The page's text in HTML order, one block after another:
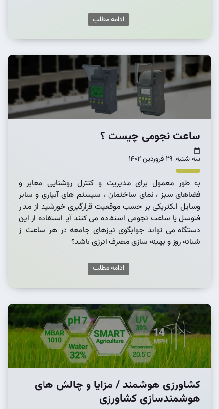
ادامه مطلب
ساعت نجومی چیست ؟
سه شنبه, 29 فروردین 1402
به طور معمول برای مدیریت و کنترل روشنایی معابر و
فضاهای سبز ، نمای ساختمان ، سیستم های آبیاری و سایر
وسایل الکتریکی بر حسب موقعیت قرارگیری خورشید از مدار
فتوسل یا ساعت نجومی استفاده می کنند آیا استفاده از این
دستگاه می تواند جوابگوی نیازهای جامعه در هر ساعت از
شبانه روز و بهینه سازی مصرف انرژی باشد؟
ادامه مطلب
کشاورزی هوشمند / مزایا و چالش های
هوشمندسازی کشاورزی